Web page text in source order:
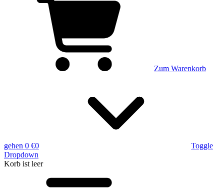
Zum Warenkorb
gehen 0 €0
Toggle
Dropdown
Korb ist leer